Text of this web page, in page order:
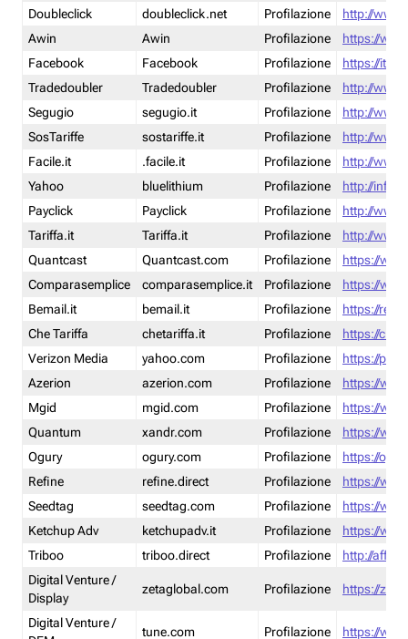
Doubleclick
doubleclick.net Profilazione
http://
Awin
Awin Profilazione
https://
Facebook
Facebook Profilazione
https://it-
Tradedoubler
Tradedoubler Profilazione
http://
Segugio
segugio.it Profilazione
http://
SosTariffe
sostariffe.it Profilazione
http://
Facile.it
.facile.it Profilazione
http://
Yahoo
bluelithium Profilazione
http://
Payclick
Payclick Profilazione
http://
Tariffa.it
Tariffa.it Profilazione
http://
Quantcast
Quantcast.com Profilazione
https://
Comparasemplice
comparasemplice.it Profilazione
https://
Bemail.it
bemail.it Profilazione
https://
Che Tariffa
chetariffa.it Profilazione
https://
Verizon Media
yahoo.com Profilazione
https://
Azerion
azerion.com Profilazione
https://
Mgid
mgid.com Profilazione
https://
Quantum
xandr.com Profilazione
https://
Ogury
ogury.com Profilazione
https://
Refine
refine.direct Profilazione
https://
Seedtag
seedtag.com Profilazione
https://
Ketchup Adv
ketchupadv.it Profilazione
https://
Triboo
triboo.direct Profilazione
http://
Digital Venture /
Display
zetaglobal.com Profilazione https://
Digital Venture /
tune.com Profilazione https://